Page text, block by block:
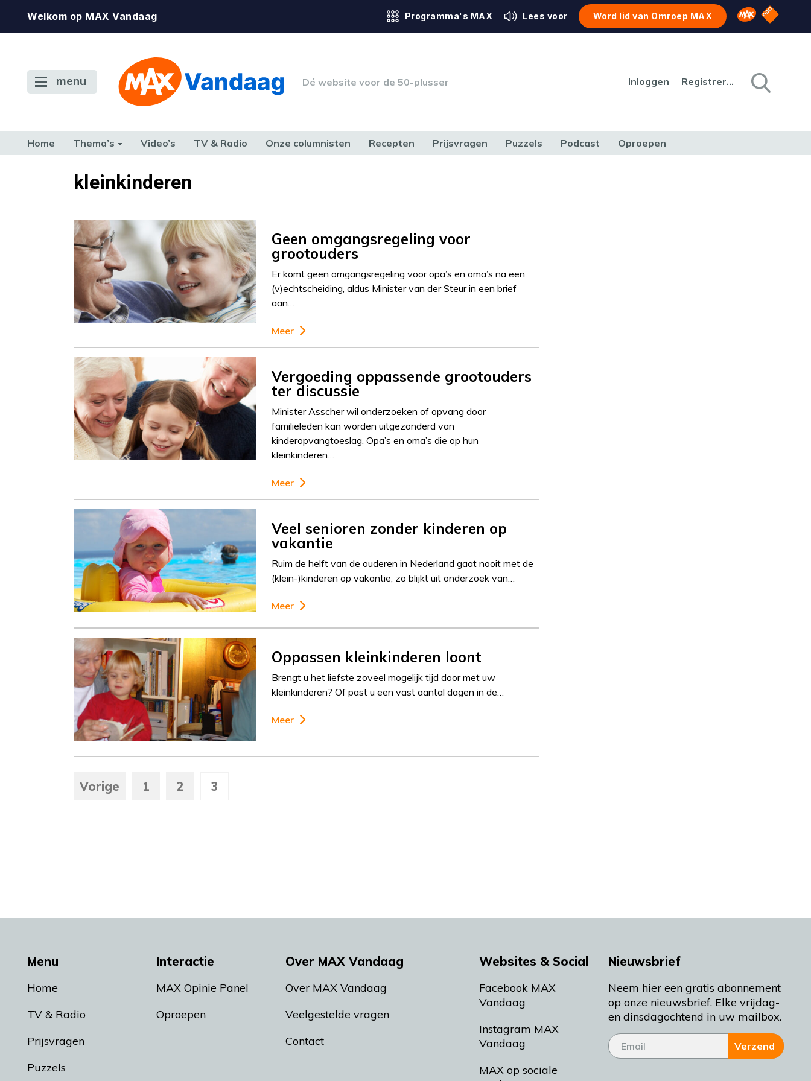
Welkom op MAX Vandaag Programma's MAX Lees voor Word lid van Omroep MAX Omroep MAX
NPO
menu Dé website voor de 50-plusser Inloggen Registreren
Home Thema’s Video’s TV & Radio Onze columnisten Recepten Prijsvragen Puzzels Podcast Oproepen
TERUG NAAR TOENkleinkinderen
Geen omgangsregeling voor
grootouders
Er komt geen omgangsregeling voor opa’s en oma’s na een
(v)echtscheiding, aldus Minister van der Steur in een brief
aan…
Meer
Vergoeding oppassende grootouders
ter discussie
Minister Asscher wil onderzoeken of opvang door
familieleden kan worden uitgezonderd van
kinderopvangtoeslag. Opa’s en oma’s die op hun
kleinkinderen…
Meer
Veel senioren zonder kinderen op
vakantie
Ruim de helft van de ouderen in Nederland gaat nooit met de
(klein-)kinderen op vakantie, zo blijkt uit onderzoek van…
Meer
Oppassen kleinkinderen loont
Brengt u het liefste zoveel mogelijk tijd door met uw
kleinkinderen? Of past u een vast aantal dagen in de…
Meer
Vorige 1 2 3
Menu
Home
TV & Radio
Prijsvragen
Puzzels
Interactie
MAX Opinie Panel
Oproepen
Over MAX Vandaag
Over MAX Vandaag
Veelgestelde vragen
Contact
Websites & Social
Facebook MAX
Vandaag
Instagram MAX
Vandaag
MAX op sociale
Nieuwsbrief
Neem hier een gratis abonnement
op onze nieuwsbrief. Elke vrijdag-
en dinsdagochtend in uw mailbox.
Verzend